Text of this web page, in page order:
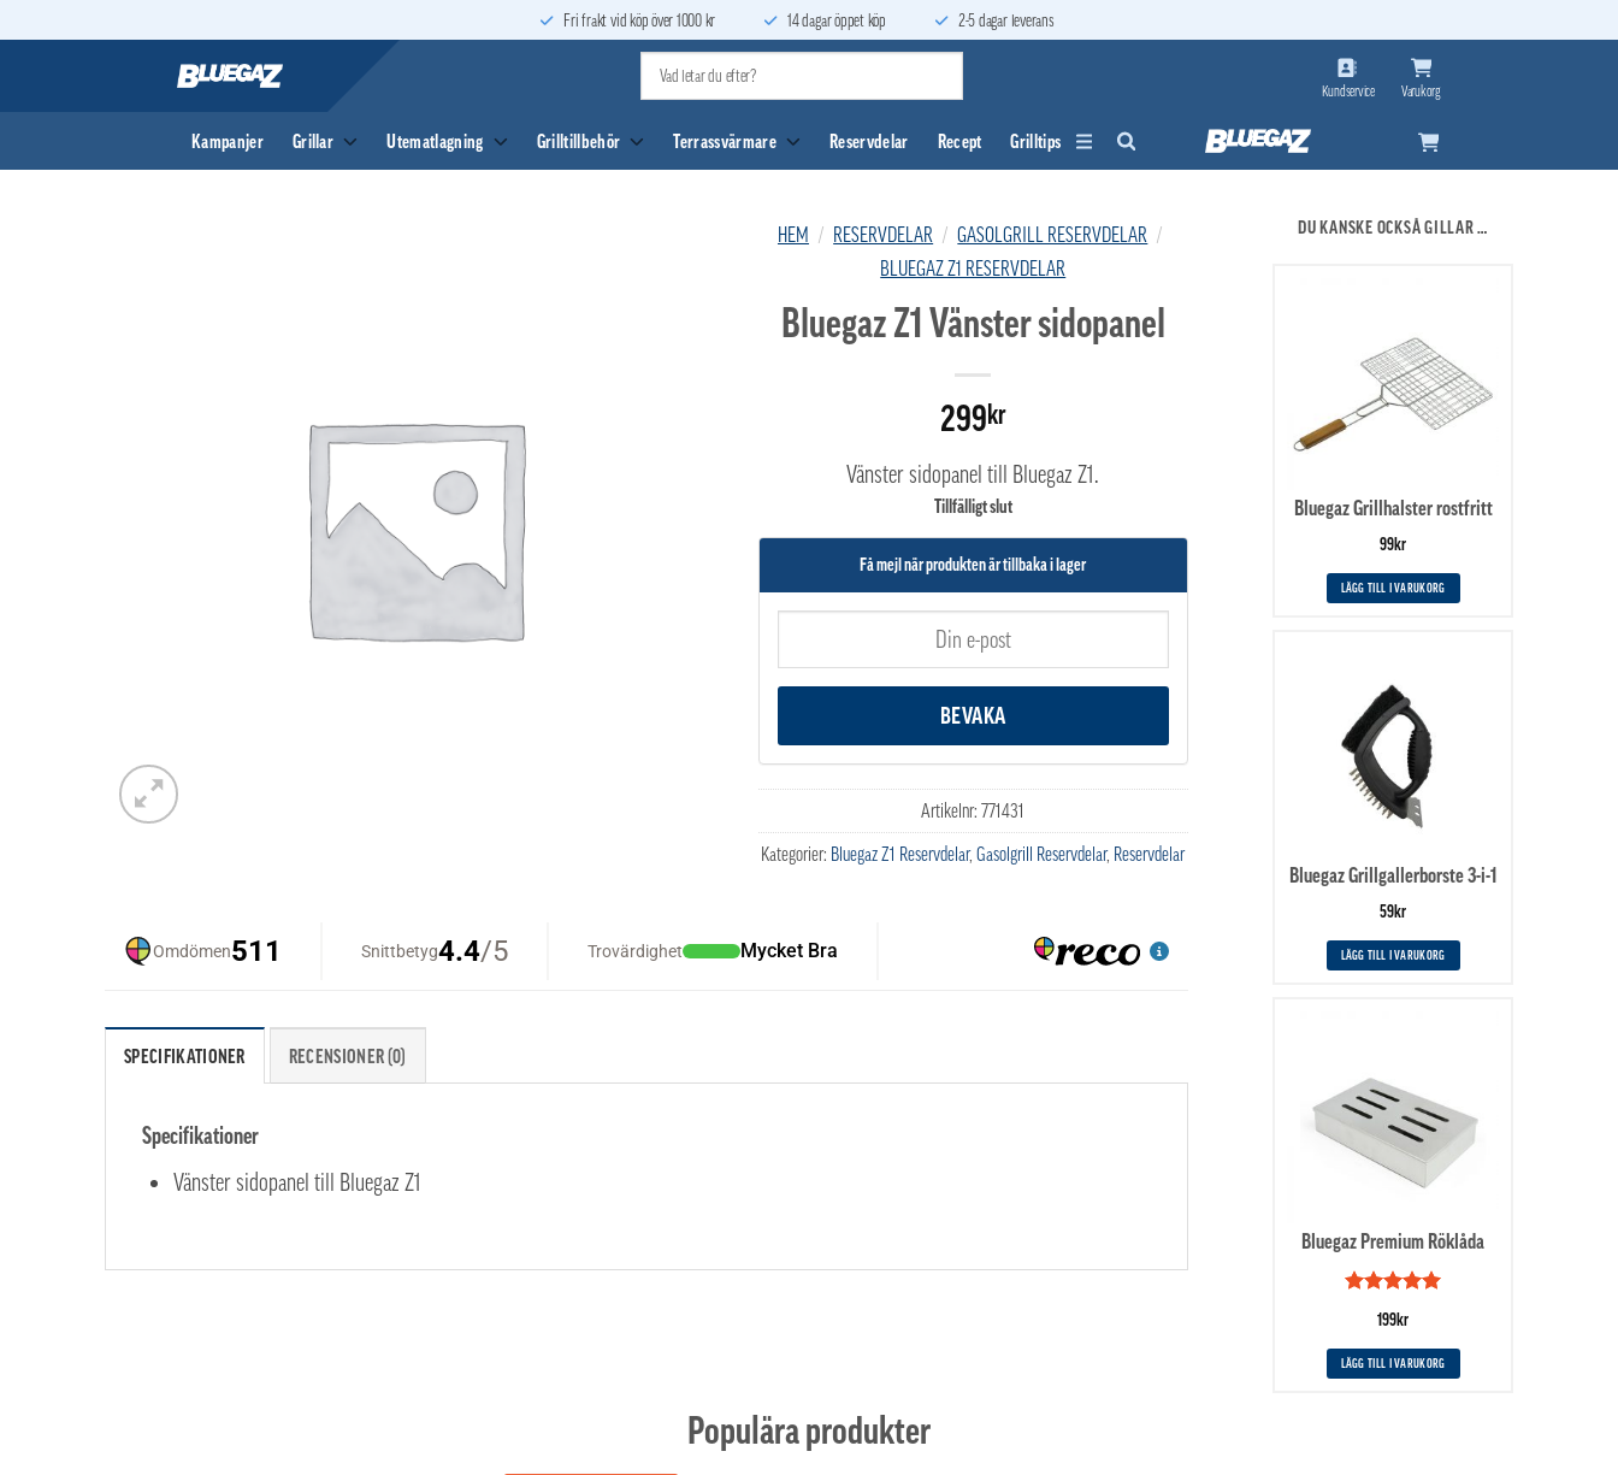
Fri frakt vid köp över 1000 kr 14 dagar öppet köp 2-5 dagar leverans
Kundservice Varukorg
Kampanjer Grillar Utematlagning Grilltillbehör Terrassvärmare Reservdelar Recept Grilltips
HEM / RESERVDELAR / GASOLGRILL RESERVDELAR /
BLUEGAZ Z1 RESERVDELAR
Bluegaz Z1 Vänster sidopanel
299kr
Vänster sidopanel till Bluegaz Z1.
Tillfälligt slut
Få mejl när produkten är tillbaka i lager
Artikelnr:771431
Kategorier: Bluegaz Z1 Reservdelar,Gasolgrill Reservdelar, Reservdelar
DU KANSKE OCKSÅ GILLAR …
Bluegaz Grillhalster rostfritt
99kr
LÄGG TILL I VARUKORG
Bluegaz Grillgallerborste 3-i-1
59kr
LÄGG TILL I VARUKORG
Bluegaz Premium Röklåda
Betygsatt
av 5199kr
LÄGG TILL I VARUKORG
SPECIFIKATIONER RECENSIONER (0)
Specifikationer
Vänster sidopanel till Bluegaz Z1
Populära produkter